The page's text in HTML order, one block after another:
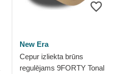
New Era
Cepur izliekta brūns
regulējams 9FORTY Tonal